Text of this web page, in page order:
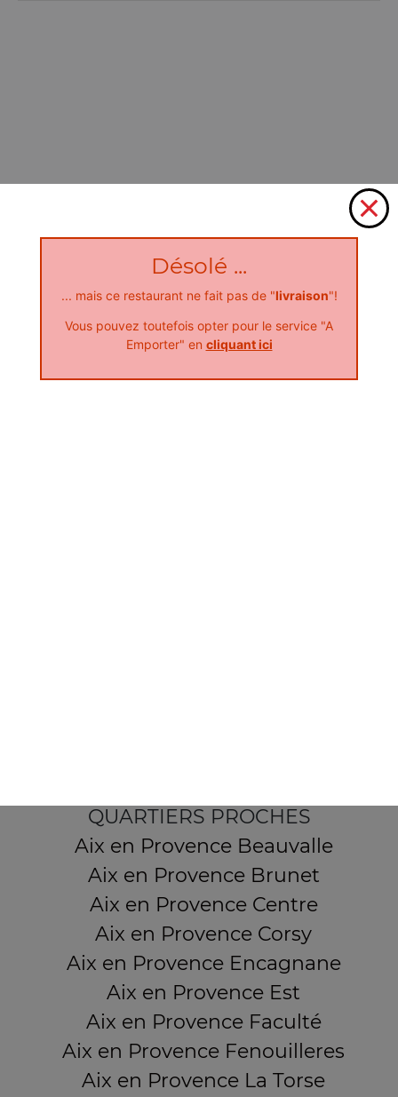
QUARTIERS PROCHES
Aix en Provence Beauvalle
Aix en Provence Brunet
Aix en Provence Centre
Aix en Provence Corsy
Aix en Provence Encagnane
Aix en Provence Est
Aix en Provence Faculté
Aix en Provence Fenouilleres
Aix en Provence La Torse
Désolé ...
... mais ce restaurant ne fait pas de "livraison"!
Vous pouvez toutefois opter pour le service "A
Emporter" en cliquant ici